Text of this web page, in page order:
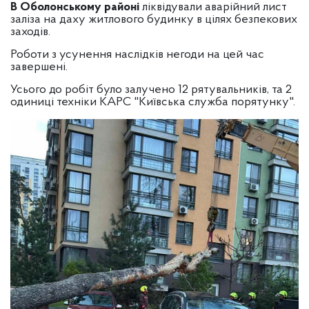
В Оболонському районі ліквідували аварійний лист
заліза на даху житлового будинку в цілях безпекових
заходів.
Роботи з усунення наслідків негоди на цей час
завершені.
Усього до робіт було залучено 12 рятувальників, та 2
одиниці техніки КАРС "Київська служба порятунку".